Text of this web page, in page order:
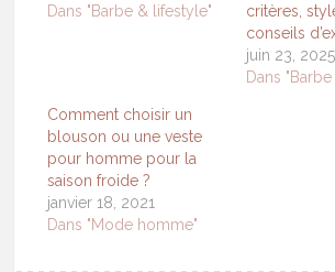
Dans "Barbe & lifestyle"
critères,
conseils
juin 23, 2025
Dans
Comment choisir un
blouson ou une veste
pour homme pour la
saison froide ?
janvier 18, 2021
Dans "Mode homme"